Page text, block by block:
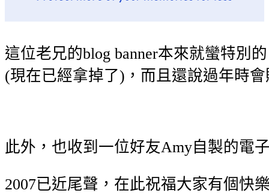
這位老兄的blog banner本來就蠻特別
(現在已經拿掉了)，而且還說過年時
此外，也收到一位好友Amy自製的電
2007已近尾聲，在此祝福大家有個快